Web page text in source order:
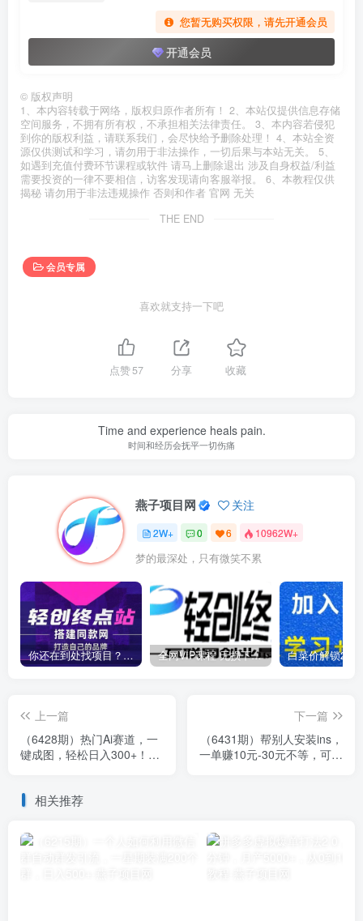
您暂无购买权限，请先开通会员
开通会员
© 版权声明
1、本内容转载于网络，版权归原作者所有！ 2、本站仅提供信息存储
空间服务，不拥有所有权，不承担相关法律责任。 3、本内容若侵犯
到你的版权利益，请联系我们，会尽快给予删除处理！ 4、本站全资
源仅供测试和学习，请勿用于非法操作，一切后果与本站无关。 5、
如遇到充值付费环节课程或软件 请马上删除退出 涉及自身权益/利益
需要投资的一律不要相信，访客发现请向客服举报。 6、本教程仅供
揭秘 请勿用于非法违规操作 否则和作者 官网 无关
THE END
会员专属
喜欢就支持一下吧
点赞57 分享 收藏
Time and experience heals pain.
时间和经历会抚平一切伤痛
燕子项目网 关注
2W+ 0 6 10962W+
梦的最深处，只有微笑不累
你还在到处找项目？还在当韭菜？我靠卖项目一个月收入5万+，曾经我也是个失败者。 全网VIP课程 无损下载~
上一篇
（6428期）热门Ai赛道，一
键成图，轻松日入300+！小
下一篇
（6431期）帮别人安装ins，
一单赚10元-30元不等，可以
相关推荐